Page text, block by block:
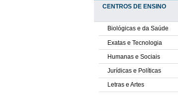
CENTROS DE ENSINO
Biológicas e da Saúde
Exatas e Tecnologia
Humanas e Sociais
Jurídicas e Políticas
Letras e Artes